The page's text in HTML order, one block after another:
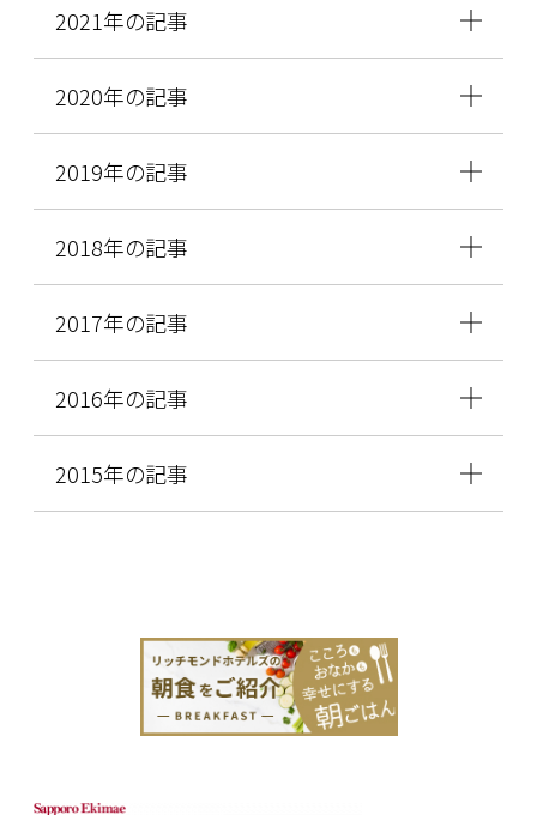
2021年の記事
2020年の記事
2019年の記事
2018年の記事
2017年の記事
2016年の記事
2015年の記事